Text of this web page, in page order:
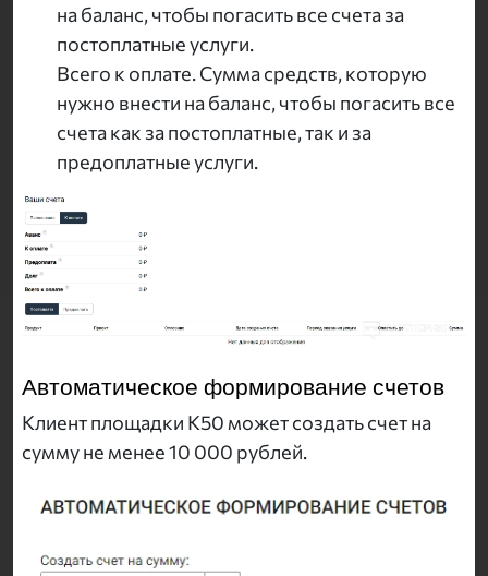
на баланс, чтобы погасить все счета за
постоплатные услуги.
Всего к оплате. Сумма средств, которую
нужно внести на баланс, чтобы погасить все
счета как за постоплатные, так и за
предоплатные услуги.
Автоматическое формирование счетов
Клиент площадки K50 может создать счет на
сумму не менее 10 000 рублей.